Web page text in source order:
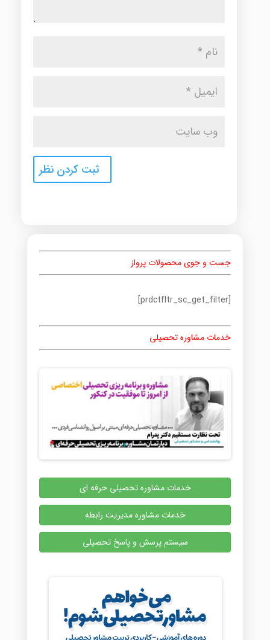
جست و جوی محصولات پرواز
[prdctfltr_sc_get_filter]
خدمات مشاوره تحصیلی
خدمات مشاوره تحصیلی حرفه ای
خدمات مشاوره مدیریت رابطه
سیستم پرسش و پاسخ تحصیلی